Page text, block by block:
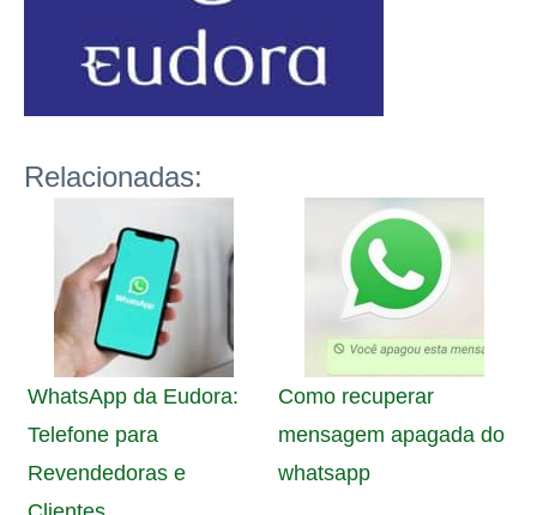
Relacionadas:
WhatsApp da Eudora:
Telefone para
Revendedoras e
Como recuperar
mensagem apagada do
whatsapp